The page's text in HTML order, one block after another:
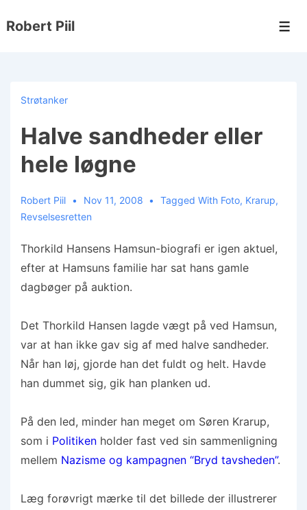
Hop
Robert Piil
Strøtanker
Halve sandheder eller
hele løgne
Robert Piil Nov 11, 2008 Tagged With Foto, Krarup,
Revselsesretten
Thorkild Hansens Hamsun-biografi er igen aktuel,
efter at Hamsuns familie har sat hans gamle
dagbøger på auktion.
Det Thorkild Hansen lagde vægt på ved Hamsun,
var at han ikke gav sig af med halve sandheder.
Når han løj, gjorde han det fuldt og helt. Havde
han dummet sig, gik han planken ud.
På den led, minder han meget om Søren Krarup,
som i Politiken holder fast ved sin sammenligning
mellem Nazisme og kampagnen “Bryd tavsheden”.
Læg forøvrigt mærke til det billede der illustrerer